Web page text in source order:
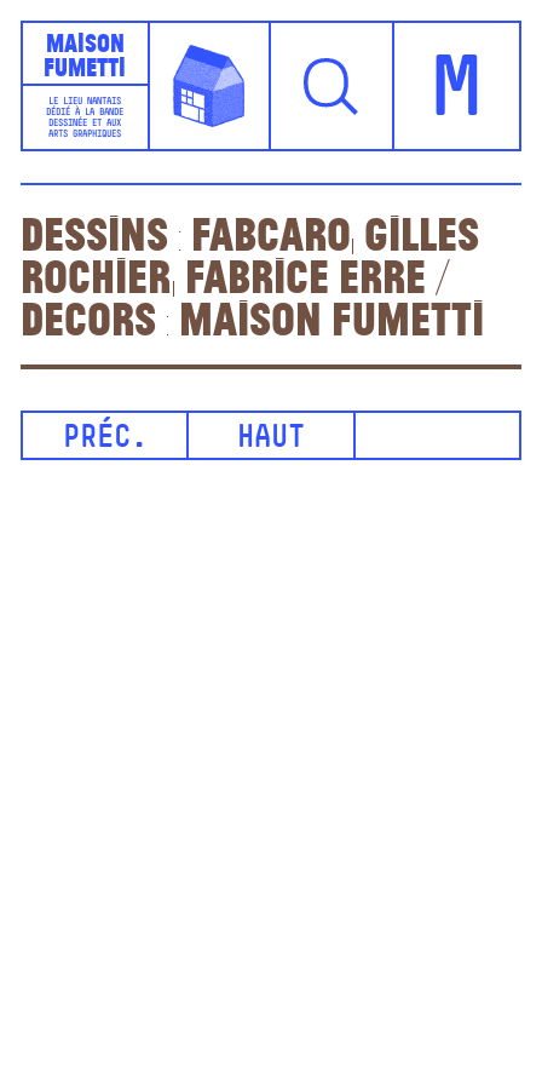
Maison
Fumetti
LE LIEU NANTAIS
DÉDIÉ À LA BANDE
DESSINÉE ET AUX
ARTS GRAPHIQUES
M
Dessins : Fabcaro, Gilles
Rochier, Fabrice Erre /
Decors : Maison Fumetti
PRÉC. HAUT